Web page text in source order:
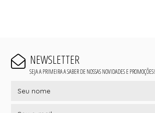
NEWSLETTER
SEJA A PRIMEIRA A SABER DE NOSSAS NOVIDADES E PROMOÇÕES!